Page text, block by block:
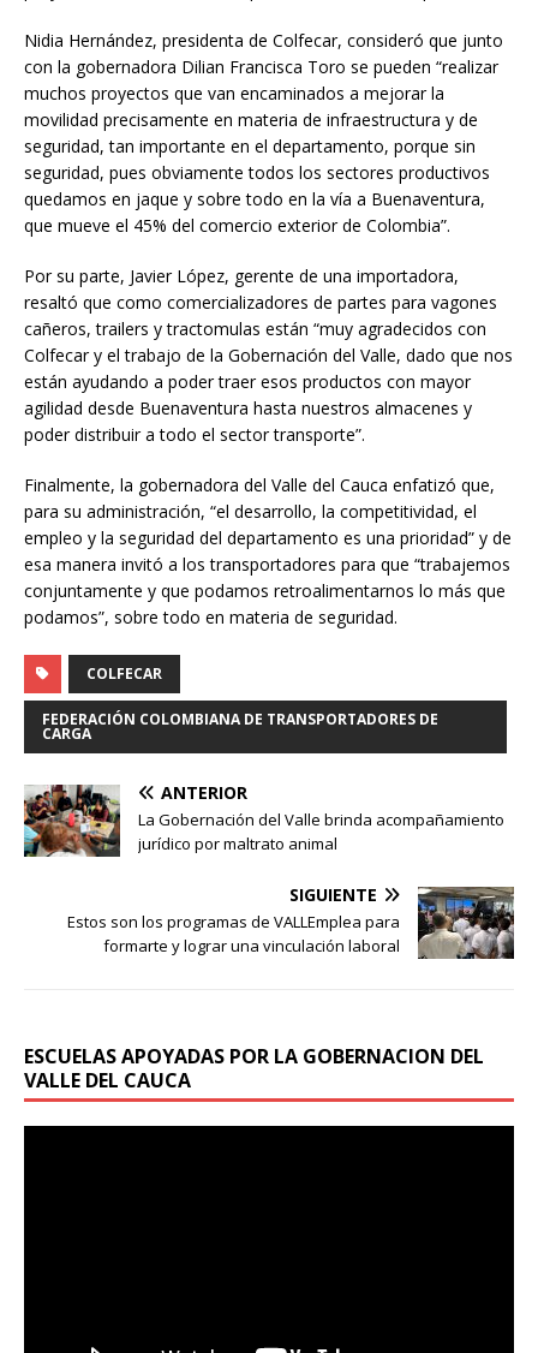
Nidia Hernández, presidenta de Colfecar, consideró que junto
con la gobernadora Dilian Francisca Toro se pueden “realizar
muchos proyectos que van encaminados a mejorar la
movilidad precisamente en materia de infraestructura y de
seguridad, tan importante en el departamento, porque sin
seguridad, pues obviamente todos los sectores productivos
quedamos en jaque y sobre todo en la vía a Buenaventura,
que mueve el 45% del comercio exterior de Colombia”.
Por su parte, Javier López, gerente de una importadora,
resaltó que como comercializadores de partes para vagones
cañeros, trailers y tractomulas están “muy agradecidos con
Colfecar y el trabajo de la Gobernación del Valle, dado que nos
están ayudando a poder traer esos productos con mayor
agilidad desde Buenaventura hasta nuestros almacenes y
poder distribuir a todo el sector transporte”.
Finalmente, la gobernadora del Valle del Cauca enfatizó que,
para su administración, “el desarrollo, la competitividad, el
empleo y la seguridad del departamento es una prioridad” y de
esa manera invitó a los transportadores para que “trabajemos
conjuntamente y que podamos retroalimentarnos lo más que
podamos”, sobre todo en materia de seguridad.
COLFECAR
FEDERACIÓN COLOMBIANA DE TRANSPORTADORES DE
CARGA
ANTERIOR
La Gobernación del Valle brinda acompañamiento
jurídico por maltrato animal
SIGUIENTE
Estos son los programas de VALLEmplea para
formarte y lograr una vinculación laboral
ESCUELAS APOYADAS POR LA GOBERNACION DEL
VALLE DEL CAUCA